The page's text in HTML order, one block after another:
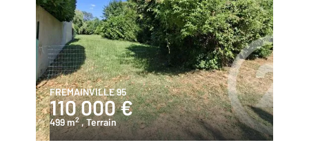
FREMAINVILLE 95
110 000 €
499 m2 , Terrain